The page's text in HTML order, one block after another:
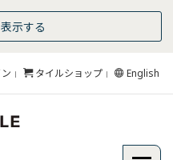
示する
タイルショップ English